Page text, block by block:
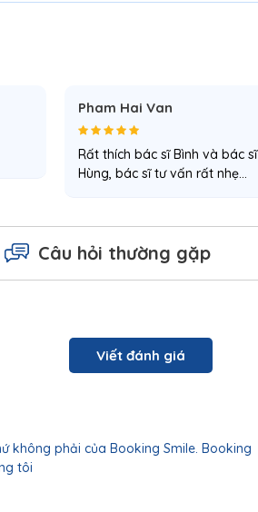
Pham Hai Van
Rất thích bác sĩ Bình và bác sĩ
Hùng, bác sĩ tư vấn rất nhẹ…
Câu hỏi thường gặp
Viết đánh giá
không phải của Booking Smile. Booking
tôi